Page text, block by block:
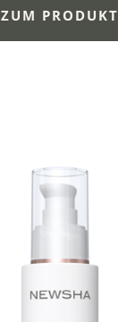
ZUM PRODUKT